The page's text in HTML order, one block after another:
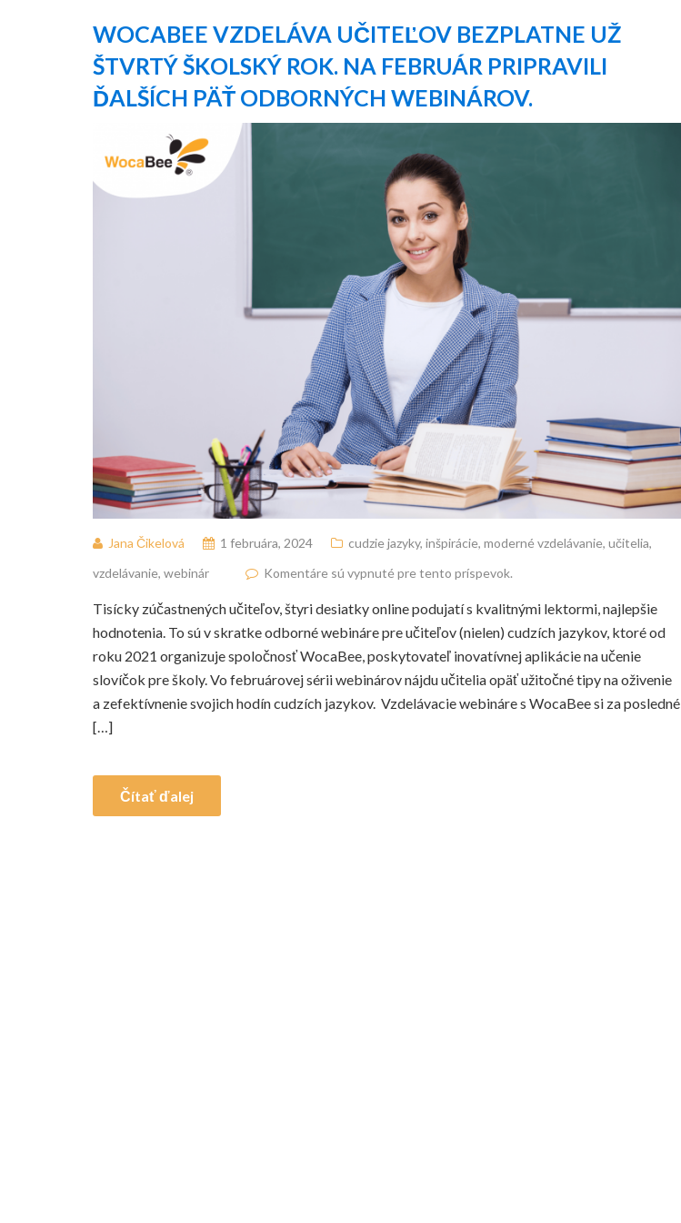
WOCABEE VZDELÁVA UČITEĽOV BEZPLATNE UŽ
ŠTVRTÝ ŠKOLSKÝ ROK. NA FEBRUÁR PRIPRAVILI
ĎALŠÍCH PÄŤ ODBORNÝCH WEBINÁROV.
Jana Čikelová 1 februára, 2024 cudzie jazyky, inšpirácie, moderné vzdelávanie, učitelia,
vzdelávanie, webinár Komentáre sú vypnuté pre tento príspevok.
Tisícky zúčastnených učiteľov, štyri desiatky online podujatí s kvalitnými lektormi, najlepšie
hodnotenia. To sú v skratke odborné webináre pre učiteľov (nielen) cudzích jazykov, ktoré od
roku 2021 organizuje spoločnosť WocaBee, poskytovateľ inovatívnej aplikácie na učenie
slovíčok pre školy. Vo februárovej sérii webinárov nájdu učitelia opäť užitočné tipy na oživenie
a zefektívnenie svojich hodín cudzích jazykov. Vzdelávacie webináre s WocaBee si za posledné
[…]
Čítať ďalej